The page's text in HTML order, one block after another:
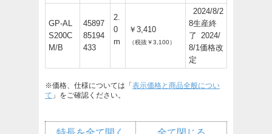
GP-AL
S200C
M/B
45897
85194
433
2.
0
m
￥3,410
（税抜￥3,100）
2024/8/2
8生産終
了 2024/
8/1価格改
定
※価格、仕様については「 表示価格と商品全般につい
て 」をご確認ください。